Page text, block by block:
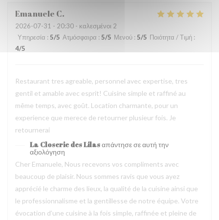
Emanuele C
2026-07-31 - 20:30 - καλεσμένοι 2
Υπηρεσία : 5/5 Ατμόσφαιρα : 5/5 Μενού : 5/5 Ποιότητα / Τιμή :
4/5
Restaurant tres agreable, personnel avec expertise, tres
gentil et amable avec esprit! Cuisine simple et raffiné au
même temps, avec goût. Location charmante, pour un
experience que merece de retourner plusieur fois. Je
retournerai
La Closerie des Lilasαπάντησε σε αυτή την
αξιολόγηση
Cher Emanuele, Nous recevons vos compliments avec
beaucoup de plaisir. Nous sommes ravis que vous ayez
apprécié le charme des lieux, la qualité de la cuisine ainsi que
le professionnalisme et la gentillesse de notre équipe. Votre
évocation d’une cuisine à la fois simple, raffinée et pleine de